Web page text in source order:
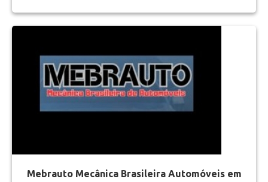
Mebrauto Mecânica Brasileira Automóveis em